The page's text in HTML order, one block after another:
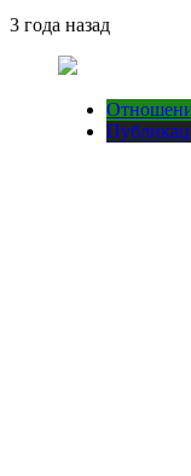
3 года назад